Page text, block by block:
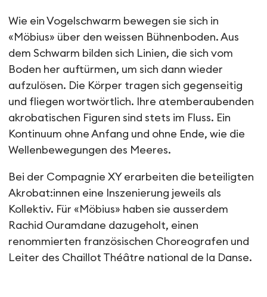
Wie ein Vogelschwarm bewegen sie sich in
«Möbius» über den weissen Bühnenboden. Aus
dem Schwarm bilden sich Linien, die sich vom
Boden her auftürmen, um sich dann wieder
aufzulösen. Die Körper tragen sich gegenseitig
und fliegen wortwörtlich. Ihre atemberaubenden
akrobatischen Figuren sind stets im Fluss. Ein
Kontinuum ohne Anfang und ohne Ende, wie die
Wellenbewegungen des Meeres.
Bei der Compagnie XY erarbeiten die beteiligten
Akrobat:innen eine Inszenierung jeweils als
Kollektiv. Für «Möbius» haben sie ausserdem
Rachid Ouramdane dazugeholt, einen
renommierten französischen Choreografen und
Leiter des Chaillot Théâtre national de la Danse.